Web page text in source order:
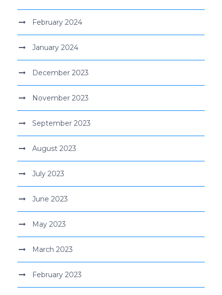
February 2024
January 2024
December 2023
November 2023
September 2023
August 2023
July 2023
June 2023
May 2023
March 2023
February 2023